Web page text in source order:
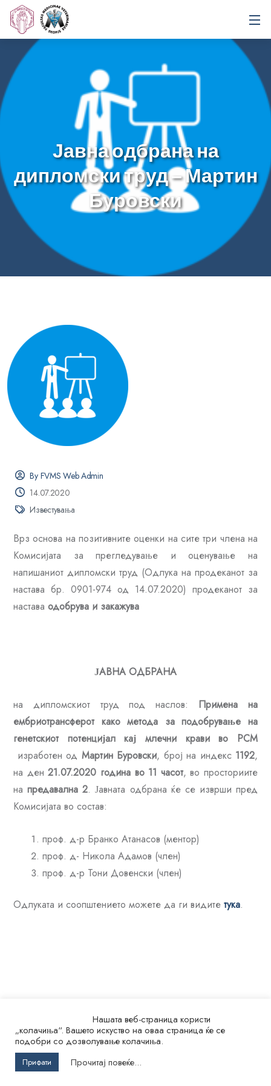
Јавна одбрана на
дипломски труд – Мартин
Буровски
By FVMS Web Admin
14.07.2020
Известувања
Врз основа на позитивните оценки на сите три члена на
Комисијата за прегледување и оценување на
напишаниот дипломски труд (Одлука на продеканот за
настава бр. 0901-974 од 14.07.2020) продеканот за
настава одобрува и закажува
ЈАВНА ОДБРАНА
на дипломскиот труд под наслов: Примена на
ембриотрансферот како метода за подобрување на
генетскиот потенцијал кај млечни крави во РСМ
изработен од Мартин Буровски, број на индекс 1192,
на ден21.07.2020 година во 11 часот, во просториите
напредавална 2. Јавната одбрана ќе се изврши пред
Комисијата во состав:
проф. д-р Бранко Атанасов (ментор)
проф. д- Никола Адамов (член)
проф. д-р Тони Довенски (член)
Одлуката и соопштението можете да ги видите тука.
© 2026.Универзитет „Св. Кирил и Методиј“ во Скопје
Факултет за ветеринарна медицина – Скопје
Нашата веб-страница користи
„колачиња“. Вашето искуство на оваа страница ќе се
подобри со дозволување колачиња.
Прифати Прочитај повеќе...